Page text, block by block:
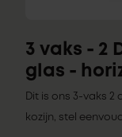
3 vaks - 2
glas -
Dit is ons 3-vaks
kozijn, stel